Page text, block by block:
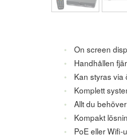
On screen
Handhållen
Kan styras via
Komplett
Allt du
Kompakt
PoE eller Wifi-